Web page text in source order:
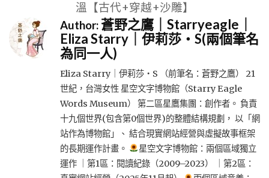
溫【古代+穿越+沙雕】
Author:蒼野之鷹｜Starryeagle｜
Eliza Starry｜伊莉莎・S(兩個筆名
為同一人)
Eliza Starry｜伊莉莎・S （前筆名：蒼野之鷹） 21
世紀，台灣女性 星空文字博物館（Starry Eagle
Words Museum） 第二區星鷹集團：創作者。 負責
十九個世界(包含第0個世界)的整體結構規劃， 以「網
站作為博物館」、 結合現實網站經營與虛擬故事框架
的長期運作計畫。
星空文字博物館：兩個區域獨立
運作 ｜第1區：閱讀紀錄（2009–2023） ｜第2區：